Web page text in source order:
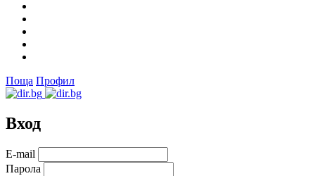
Поща Профил
Вход
Е-mail
Парола